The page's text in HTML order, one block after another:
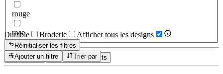
rouge
rose
Réinitialiser Afficher les produits
Durable Broderie Afficher tous les designs
Réinitialiser les filtres
Ajouter un filtre
Trier par